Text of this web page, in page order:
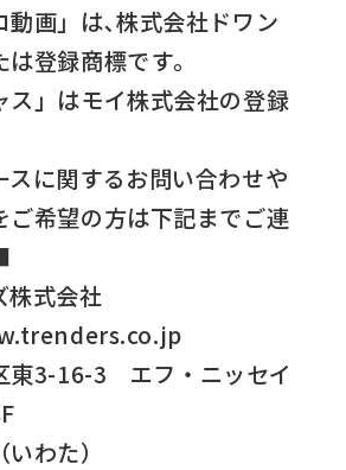
動画」は､株式会社ドワン
は登録商標です｡
ス」はモイ株式会社の登録
に関するお問い合わせや
ご希望の方は下記までご連
株式会社
東3-16-3 エフ・ニッセイ
わた）